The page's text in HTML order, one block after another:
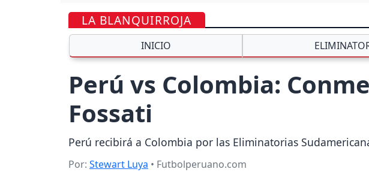
LA BLANQUIRROJA
INICIO
Perú vs Colombia:
Fossati
Perú recibirá a Colombia por las Eliminatorias
Por: Stewart Luya • Futbolperuano.com